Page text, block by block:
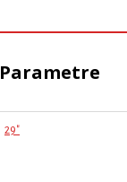
Parametre
29"